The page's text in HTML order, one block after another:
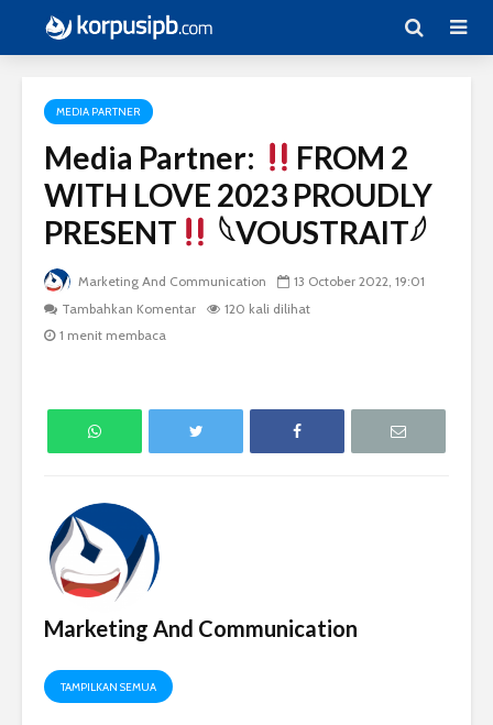
MEDIA PARTNER
Media Partner:
FROM 2
WITH LOVE 2023 PROUDLY
PRESENT
𓆩VOUSTRAIT𓆪
Marketing And Communication
13 October 2022, 19:01
Tambahkan Komentar
120 kali dilihat
1 menit membaca
Marketing And Communication
TAMPILKAN SEMUA